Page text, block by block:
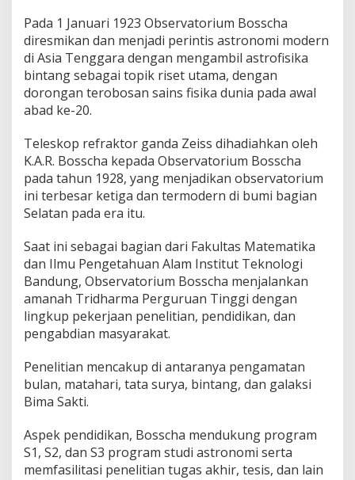
Pada 1 Januari 1923 Observatorium Bosscha
diresmikan dan menjadi perintis astronomi modern
di Asia Tenggara dengan mengambil astrofisika
bintang sebagai topik riset utama, dengan
dorongan terobosan sains fisika dunia pada awal
abad ke-20.
Teleskop refraktor ganda Zeiss dihadiahkan oleh
K.A.R. Bosscha kepada Observatorium Bosscha
pada tahun 1928, yang menjadikan observatorium
ini terbesar ketiga dan termodern di bumi bagian
Selatan pada era itu.
Saat ini sebagai bagian dari Fakultas Matematika
dan Ilmu Pengetahuan Alam Institut Teknologi
Bandung, Observatorium Bosscha menjalankan
amanah Tridharma Perguruan Tinggi dengan
lingkup pekerjaan penelitian, pendidikan, dan
pengabdian masyarakat.
Penelitian mencakup di antaranya pengamatan
bulan, matahari, tata surya, bintang, dan galaksi
Bima Sakti.
Aspek pendidikan, Bosscha mendukung program
S1, S2, dan S3 program studi astronomi serta
memfasilitasi penelitian tugas akhir, tesis, dan lain